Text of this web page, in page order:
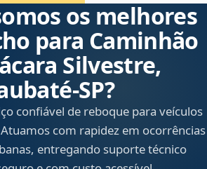
os melhores
para Caminhão
Silvestre,
confiável de reboque para veículos
com rapidez em ocorrências
entregando suporte técnico